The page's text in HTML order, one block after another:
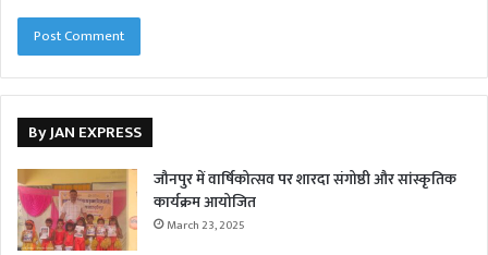
By JAN EXPRESS
जौनपुर में वार्षिकोत्सव पर शारदा संगोष्ठी और सांस्कृतिक
कार्यक्रम आयोजित
March 23, 2025